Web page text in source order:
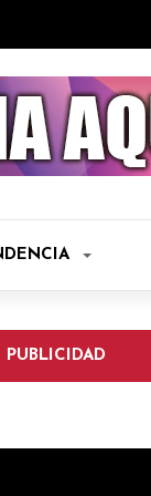
PUBLICIDAD